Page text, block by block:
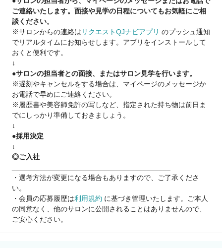
ご連絡いたします。面接や見学の日程についてもお気軽にご相
談ください。
※サロンからの連絡は リクエストQJナビアプリ のプッシュ通知
でリアルタイムにお知らせします。アプリをインストールして
おくと便利です。
↓
●サロンの担当者との面接、またはサロン見学を行います。
※遅刻やキャンセルをする場合は、マイページのメッセージか
お電話で早めにご連絡ください。
※履歴書や美容師免許の写しなど、指定された持ち物は前日ま
でにしっかり準備しておきましょう。
↓
●採用決定
↓
◎ご入社
・選考方法が変更になる場合もありますので、ご了承くださ
い。
・会員の応募履歴は利用規約 に基づき管理いたします。ご本人
の同意なく、他のサロンに公開されることはありませんので、
ご安心ください。